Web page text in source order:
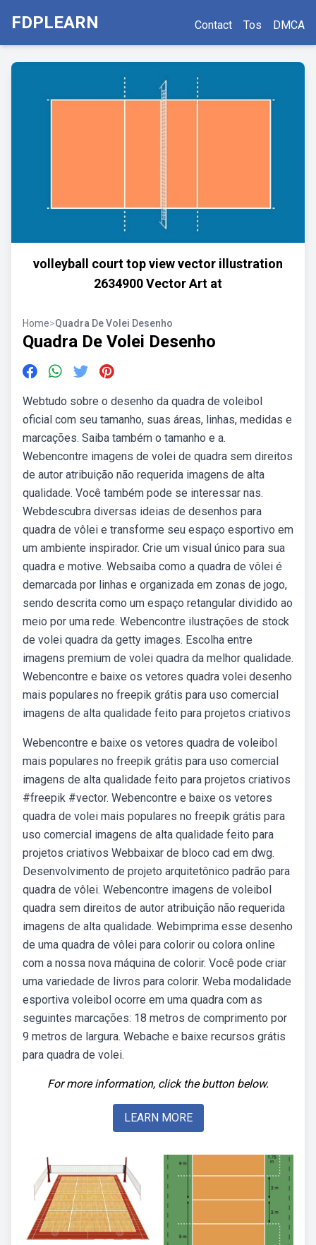
FDPLEARN Contact Tos DMCA
volleyball court top view vector illustration
2634900 Vector Art at
Home>Quadra De Volei Desenho
Quadra De Volei Desenho
Webtudo sobre o desenho da quadra de voleibol
oficial com seu tamanho, suas áreas, linhas, medidas e
marcações. Saiba também o tamanho e a.
Webencontre imagens de volei de quadra sem direitos
de autor atribuição não requerida imagens de alta
qualidade. Você também pode se interessar nas.
Webdescubra diversas ideias de desenhos para
quadra de vôlei e transforme seu espaço esportivo em
um ambiente inspirador. Crie um visual único para sua
quadra e motive. Websaiba como a quadra de vôlei é
demarcada por linhas e organizada em zonas de jogo,
sendo descrita como um espaço retangular dividido ao
meio por uma rede. Webencontre ilustrações de stock
de volei quadra da getty images. Escolha entre
imagens premium de volei quadra da melhor qualidade.
Webencontre e baixe os vetores quadra volei desenho
mais populares no freepik grátis para uso comercial
imagens de alta qualidade feito para projetos criativos
Webencontre e baixe os vetores quadra de voleibol
mais populares no freepik grátis para uso comercial
imagens de alta qualidade feito para projetos criativos
#freepik #vector. Webencontre e baixe os vetores
quadra de volei mais populares no freepik grátis para
uso comercial imagens de alta qualidade feito para
projetos criativos Webbaixar de bloco cad em dwg.
Desenvolvimento de projeto arquitetônico padrão para
quadra de vôlei. Webencontre imagens de voleibol
quadra sem direitos de autor atribuição não requerida
imagens de alta qualidade. Webimprima esse desenho
de uma quadra de vôlei para colorir ou colora online
com a nossa nova máquina de colorir. Você pode criar
uma variedade de livros para colorir. Weba modalidade
esportiva voleibol ocorre em uma quadra com as
seguintes marcações: 18 metros de comprimento por
9 metros de largura. Webache e baixe recursos grátis
para quadra de volei.
For more information, click the button below.
LEARN MORE